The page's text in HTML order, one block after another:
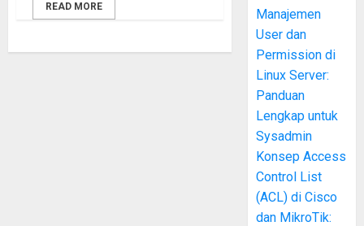
READ MORE
Manajemen
User dan
Permission di
Linux Server:
Panduan
Lengkap untuk
Sysadmin
Konsep Access
Control List
(ACL) di Cisco
dan MikroTik: